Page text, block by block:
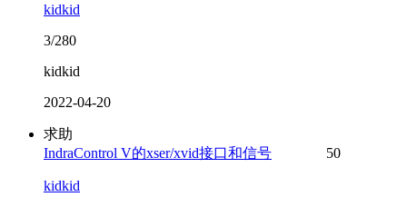
kidkid
3/280
kidkid
2022-04-20
求助
IndraControl V的xser/xvid接口和信号
50
kidkid